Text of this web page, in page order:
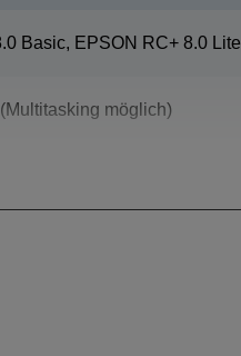
Basic, EPSON RC+ 8.0 Lite
möglich)